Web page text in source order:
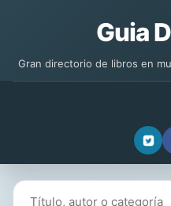
Guia
Gran directorio de libros en